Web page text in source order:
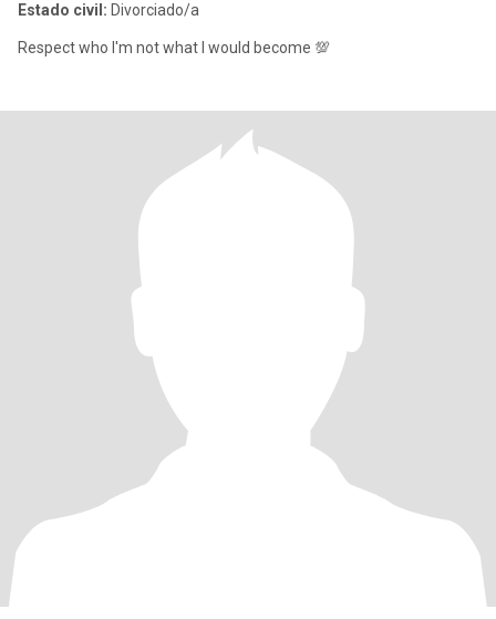
Estado civil: Divorciado/a
Respect who I'm not what I would become 💯